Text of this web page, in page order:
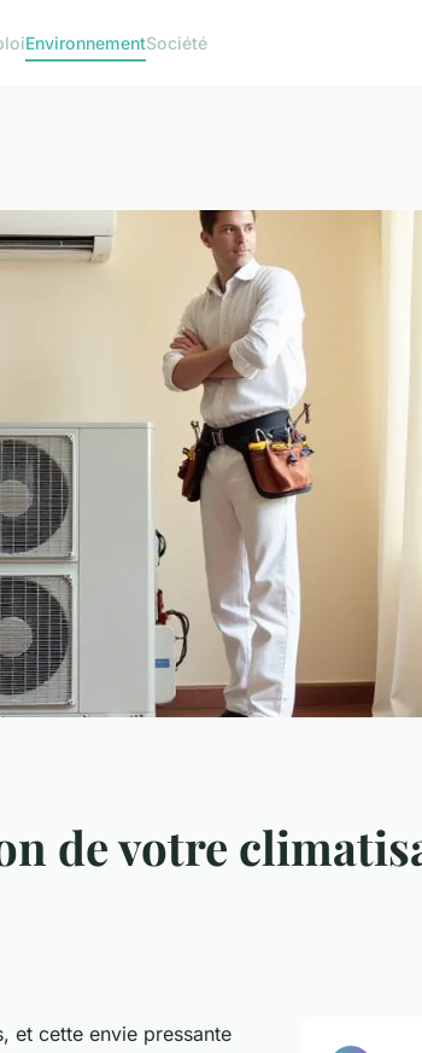
EnvironnementSociété
de votre
et cette envie pressante